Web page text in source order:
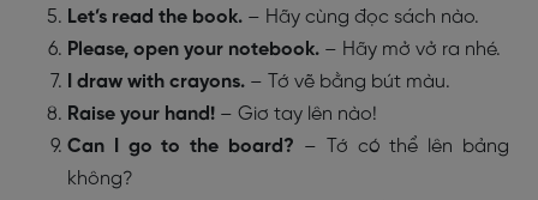
Let’s read the book. – Hãy cùng đọc sách nào.
Please, open your notebook. – Hãy mở vở ra nhé.
I draw with crayons. – Tớ vẽ bằng bút màu.
Raise your hand! – Giơ tay lên nào!
Can I go to the board? – Tớ có thể lên bảng
không?